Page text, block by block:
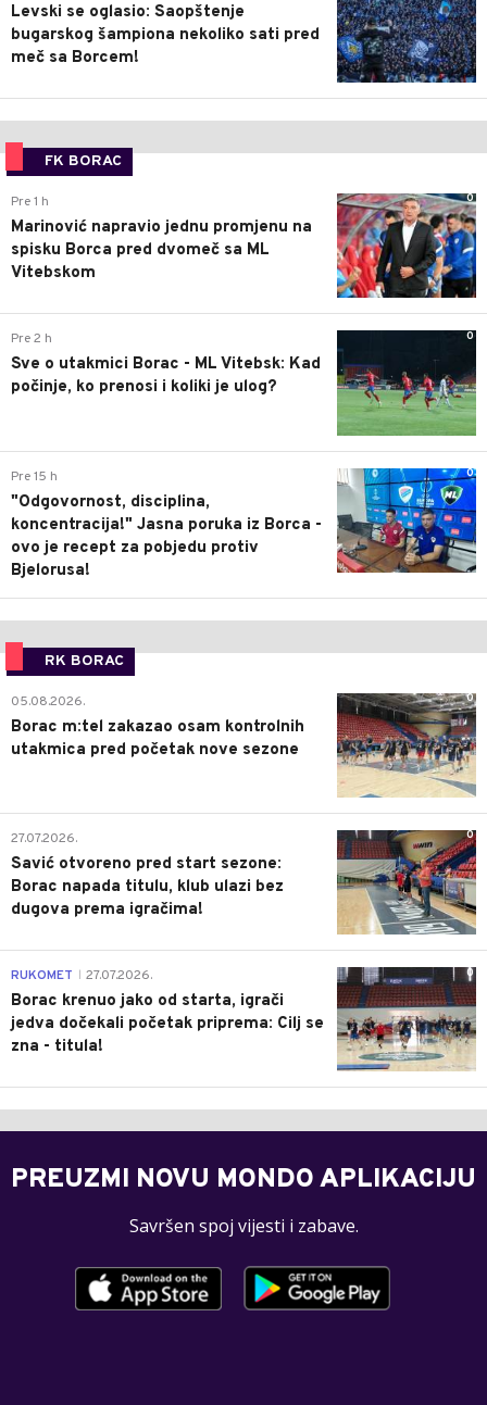
Levski se oglasio: Saopštenje
bugarskog šampiona nekoliko sati pred
meč sa Borcem!
FK BORAC
0
Pre 1 h
Marinović napravio jednu promjenu na
spisku Borca pred dvomeč sa ML
Vitebskom
0
Pre 2 h
Sve o utakmici Borac - ML Vitebsk: Kad
počinje, ko prenosi i koliki je ulog?
0
Pre 15 h
"Odgovornost, disciplina,
koncentracija!" Jasna poruka iz Borca -
ovo je recept za pobjedu protiv
Bjelorusa!
RK BORAC
0
05.08.2026.
Borac m:tel zakazao osam kontrolnih
utakmica pred početak nove sezone
0
27.07.2026.
Savić otvoreno pred start sezone:
Borac napada titulu, klub ulazi bez
dugova prema igračima!
0
RUKOMET 27.07.2026.
Borac krenuo jako od starta, igrači
jedva dočekali početak priprema: Cilj se
zna - titula!
PREUZMI NOVU MONDO APLIKACIJU
Savršen spoj vijesti i zabave.